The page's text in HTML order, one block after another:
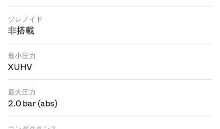
ソレノイド
非搭載
最小圧力
XUHV
最大圧力
2.0 bar (abs)